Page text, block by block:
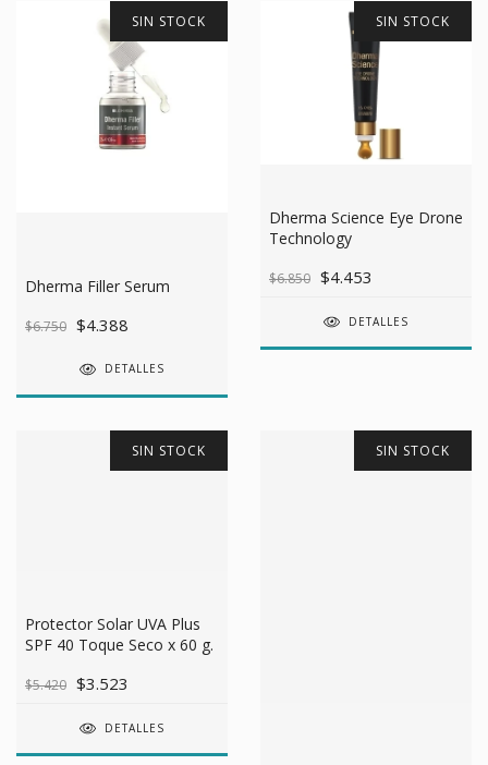
SIN STOCK
Dherma Filler Serum
$6.750 $4.388
DETALLES
SIN STOCK
Dherma Science Eye Drone
Technology
$6.850 $4.453
DETALLES
SIN STOCK
Protector Solar UVA Plus
SPF 40 Toque Seco x 60 g.
$5.420 $3.523
DETALLES
SIN STOCK